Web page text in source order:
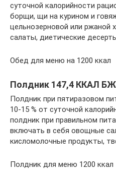
суточной калорийности
борщи, щи на курином и
цельнозерновой или ржаной
салаты, диетические
Обед для меню на 1200 ккал
Полдник 147,4 ККАЛ
Полдник при пятиразовом
10-15 % от суточной
полдник при правильном
включать в себя овощные
кисломолочные продукты,
Полдник для меню 1200 ккал